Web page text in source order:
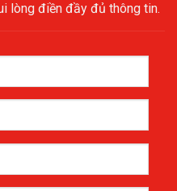
lòng điền đầy đủ thông tin.